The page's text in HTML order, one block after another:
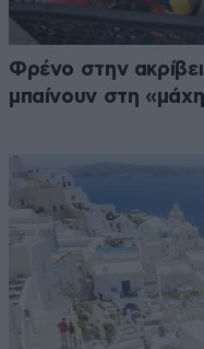
Φρένο στην
μπαίνουν στη